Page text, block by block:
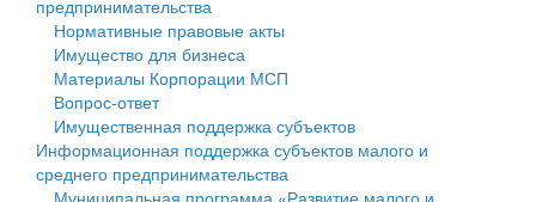
Государственные услуги
Промышленность и АПК
Экономика и бизнес
...
Символика
Устав
Гостям округа
Туризм
муниципального округа Тверской области
Администрация Кашинского муниципального округа
Тверской области
Управление сельскими территориями
Финансовое управление
Бюджет для граждан
Имущество
Выявление правообладателей ранее учтенных
предпринимательства
Нормативные правовые акты
Имущество для бизнеса
Материалы Корпорации МСП
Вопрос-ответ
Имущественная поддержка субъектов
Информационная поддержка субъектов малого и
среднего предпринимательства
Муниципальная программа «Развитие малого и